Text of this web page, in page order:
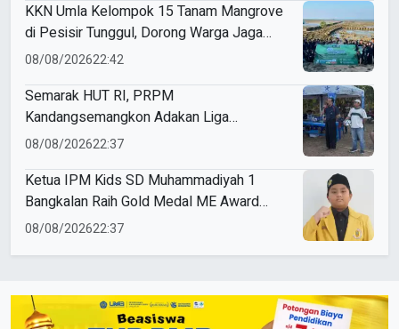
KKN Umla Kelompok 15 Tanam Mangrove
di Pesisir Tunggul, Dorong Warga Jaga
Lingkungan
08/08/202622:42
Semarak HUT RI, PRPM
Kandangsemangkon Adakan Liga
Kemerdekaan 2026
08/08/202622:37
Ketua IPM Kids SD Muhammadiyah 1
Bangkalan Raih Gold Medal ME Award
2026
08/08/202622:37